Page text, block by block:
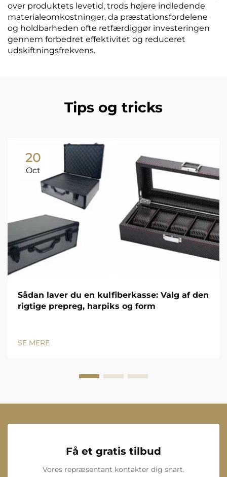
over produktets levetid, trods højere indledende
materialeomkostninger, da præstationsfordelene
og holdbarheden ofte retfærdiggør investeringen
gennem forbedret effektivitet og reduceret
udskiftningsfrekvens.
Tips og tricks
20
Oct
Sådan laver du en kulfiberkasse: Valg af den
rigtige prepreg, harpiks og form
SE MERE
Få et gratis tilbud
Vores repræsentant kontakter dig snart.